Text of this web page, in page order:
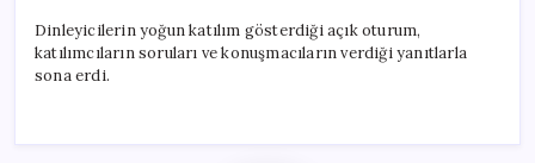
Dinleyicilerin yoğun katılım gösterdiği açık oturum,
katılımcıların soruları ve konuşmacıların verdiği yanıtlarla
sona erdi.